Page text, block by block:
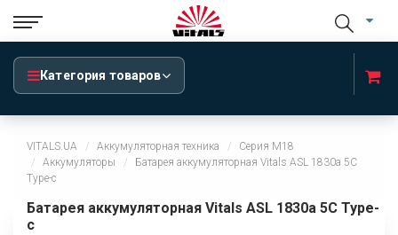
Категория товаров
VITALS.UA Аккумуляторная техника
Серия М18
Аккумуляторы
Батарея аккумуляторная Vitals ASL 1830a 5С
Type-c
Батарея аккумуляторная Vitals ASL 1830a 5С Type-
c